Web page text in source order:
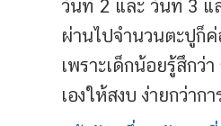
วันที่ 2 และ วันที่ 3 แ
ผ่านไปจำนวนตะปูก็
เพราะเด็กน้อยรู้สึกว่
เองให้สงบ ง่ายกว่าก